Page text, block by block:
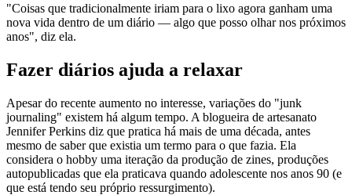
"Coisas que tradicionalmente iriam para o lixo agora ganham uma
nova vida dentro de um diário — algo que posso olhar nos próximos
anos", diz ela.
Fazer diários ajuda a relaxar
Apesar do recente aumento no interesse, variações do "junk
journaling" existem há algum tempo. A blogueira de artesanato
Jennifer Perkins diz que pratica há mais de uma década, antes
mesmo de saber que existia um termo para o que fazia. Ela
considera o hobby uma iteração da produção de zines, produções
autopublicadas que ela praticava quando adolescente nos anos 90 (e
que está tendo seu próprio ressurgimento).